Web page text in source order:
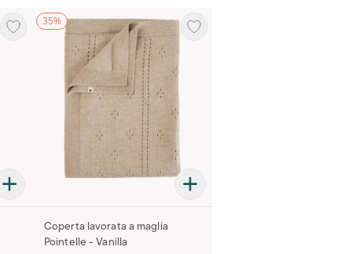
35%
Coperta lavorata a maglia
Pointelle - Vanilla